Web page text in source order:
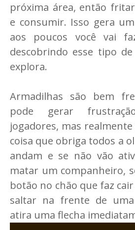
próxima área, então
e consumir. Isso gera
aos poucos você vai
descobrindo esse tipo
explora.
Armadilhas são bem
pode gerar
jogadores, mas
coisa que obriga todos a
andam e se não vão
matar um companheiro,
botão no chão que faz
saltar na frente de
atira uma flecha